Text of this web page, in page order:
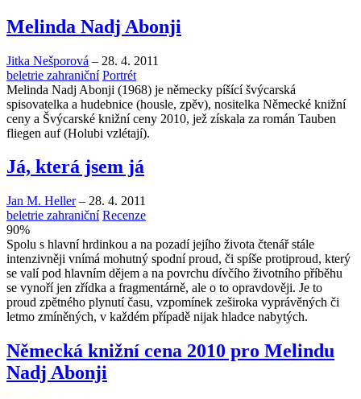
Melinda Nadj Abonji
Jitka Nešporová – 28. 4. 2011
beletrie zahraniční Portrét
Melinda Nadj Abonji (1968) je německy píšící švýcarská
spisovatelka a hudebnice (housle, zpěv), nositelka Německé knižní
ceny a Švýcarské knižní ceny 2010, jež získala za román Tauben
fliegen auf (Holubi vzlétají).
Já, která jsem já
Jan M. Heller – 28. 4. 2011
beletrie zahraniční Recenze
90%
Spolu s hlavní hrdinkou a na pozadí jejího života čtenář stále
intenzivněji vnímá mohutný spodní proud, či spíše protiproud, který
se valí pod hlavním dějem a na povrchu dívčího životního příběhu
se vynoří jen zřídka a fragmentárně, ale o to opravdověji. Je to
proud zpětného plynutí času, vzpomínek zeširoka vyprávěných či
letmo zmíněných, v každém případě nijak hladce nabytých.
Německá knižní cena 2010 pro Melindu
Nadj Abonji